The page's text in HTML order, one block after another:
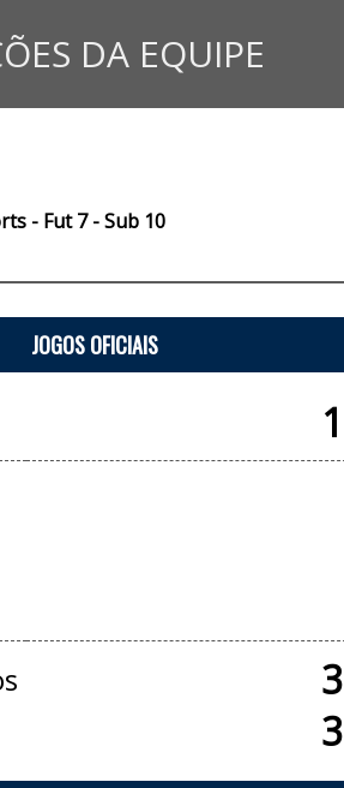
DA EQUIPE
- Fut 7 - Sub 10
JOGOS OFICIAIS